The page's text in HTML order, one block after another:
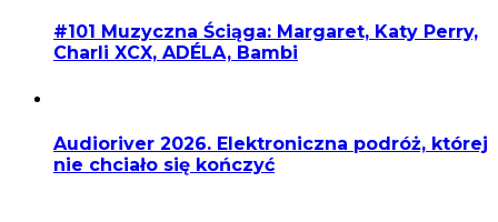
#101 Muzyczna Ściąga: Margaret, Katy Perry,
Charli XCX, ADÉLA, Bambi
Audioriver 2026. Elektroniczna podróż, której
nie chciało się kończyć